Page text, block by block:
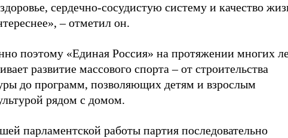
сердечно-сосудистую систему и качество
– отметил он.
поэтому «Единая Россия» на протяжении многих
развитие массового спорта – от строительства
до программ, позволяющих детям и взрослым
рядом с домом.
парламентской работы партия последовательно